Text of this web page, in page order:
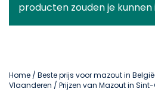
producten zouden je
Home / Beste prijs voor mazout in België
Vlaanderen / Prijzen van Mazout in